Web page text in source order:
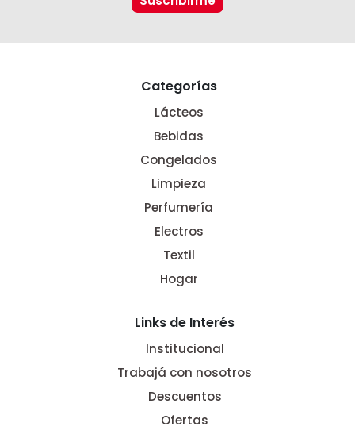
Categorías
Lácteos
Bebidas
Congelados
Limpieza
Perfumería
Electros
Textil
Hogar
Links de Interés
Institucional
Trabajá con nosotros
Descuentos
Ofertas